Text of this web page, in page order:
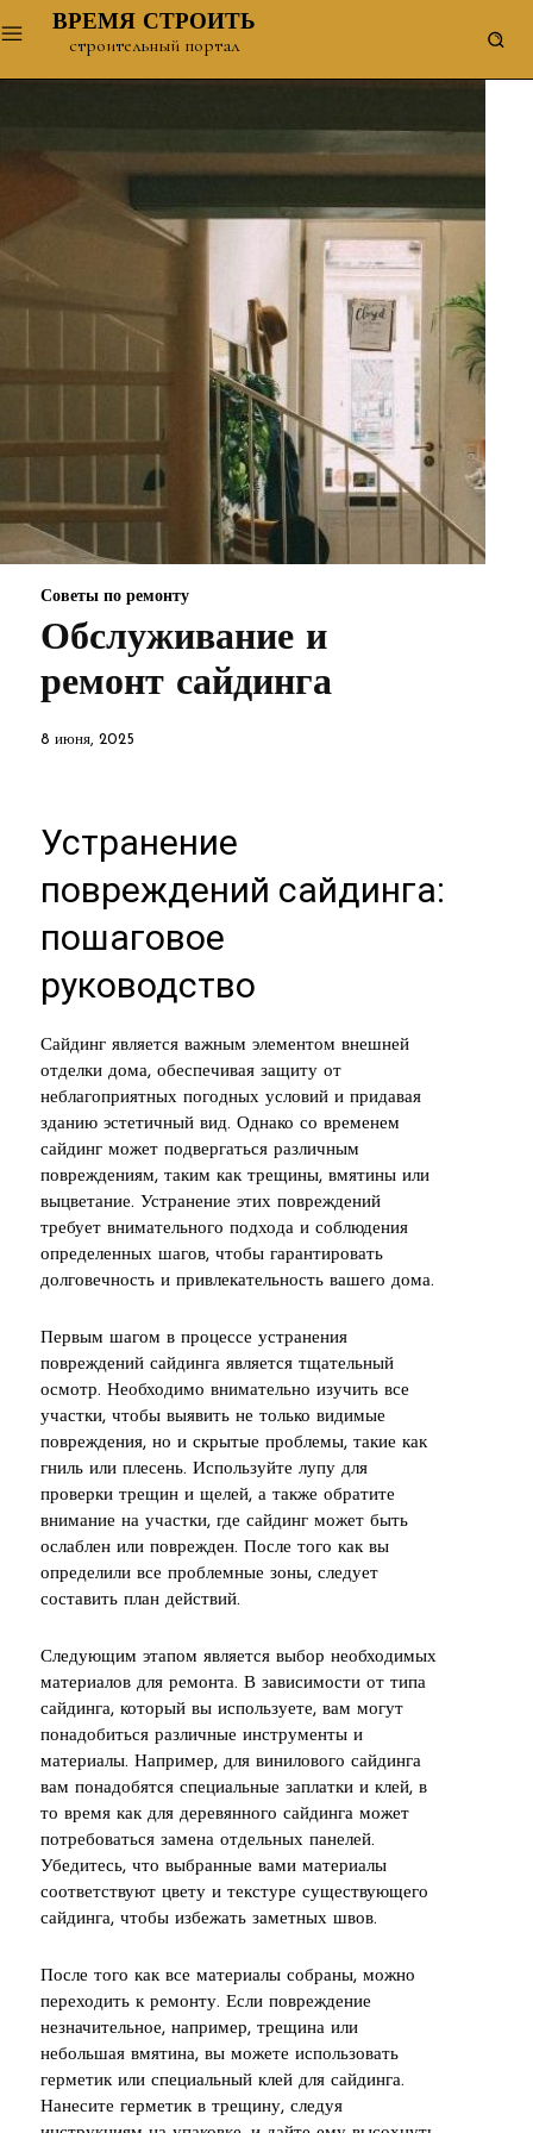
ВРЕМЯ СТРОИТЬ
строительный портал
Советы по ремонту
Обслуживание и
ремонт сайдинга
8 июня, 2025
Устранение
повреждений сайдинга:
пошаговое
руководство
Сайдинг является важным элементом внешней
отделки дома, обеспечивая защиту от
неблагоприятных погодных условий и придавая
зданию эстетичный вид. Однако со временем
сайдинг может подвергаться различным
повреждениям, таким как трещины, вмятины или
выцветание. Устранение этих повреждений
требует внимательного подхода и соблюдения
определенных шагов, чтобы гарантировать
долговечность и привлекательность вашего дома.
Первым шагом в процессе устранения
повреждений сайдинга является тщательный
осмотр. Необходимо внимательно изучить все
участки, чтобы выявить не только видимые
повреждения, но и скрытые проблемы, такие как
гниль или плесень. Используйте лупу для
проверки трещин и щелей, а также обратите
внимание на участки, где сайдинг может быть
ослаблен или поврежден. После того как вы
определили все проблемные зоны, следует
составить план действий.
Следующим этапом является выбор необходимых
материалов для ремонта. В зависимости от типа
сайдинга, который вы используете, вам могут
понадобиться различные инструменты и
материалы. Например, для винилового сайдинга
вам понадобятся специальные заплатки и клей, в
то время как для деревянного сайдинга может
потребоваться замена отдельных панелей.
Убедитесь, что выбранные вами материалы
соответствуют цвету и текстуре существующего
сайдинга, чтобы избежать заметных швов.
После того как все материалы собраны, можно
переходить к ремонту. Если повреждение
незначительное, например, трещина или
небольшая вмятина, вы можете использовать
герметик или специальный клей для сайдинга.
Нанесите герметик в трещину, следуя